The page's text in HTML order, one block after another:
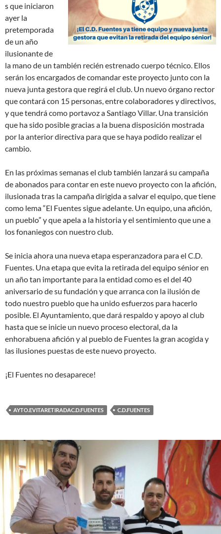
s que iniciaron
ayer la
pretemporada
de un año
ilusionante de
la mano de un también recién estrenado cuerpo técnico. Ellos
serán los encargados de comandar este proyecto junto con la
nueva junta gestora que regirá el club. Un nuevo órgano rector
que contará con 15 personas, entre colaboradores y directivos,
y que tendrá como portavoz a Santiago Villar. Una transición
que ha sido posible gracias a la buena disposición mostrada
por la anterior directiva para que se haya podido realizar el
cambio.
En las próximas semanas el club también lanzará su campaña
de abonados para contar en este nuevo proyecto con la afición,
ilusionada tras la campaña dirigida a salvar el equipo, que tiene
como lema “El Fuentes sigue adelante. Un equipo, una afición,
un pueblo” y que apela a la historia y el sentimiento que une a
los fonaniegos con nuestro club.
Se inicia ahora una nueva etapa esperanzadora para el C.D.
Fuentes. Una etapa que evita la retirada del equipo sénior en
un año tan importante para la entidad como es el del 40
aniversario de su fundación y que arranca con la ilusión de
todo nuestro pueblo que ha unido esfuerzos para hacerlo
posible. El Ayuntamiento, que dará respaldo y apoyo al club
hasta que se inicie un nuevo proceso electoral, da la
enhorabuena afición y al pueblo de Fuentes la gran acogida y
las ilusiones puestas de este nuevo proyecto.
¡El Fuentes no desaparece!
AYTO.EVITARETIRADAC.D.FUENTES C.D.FUENTES